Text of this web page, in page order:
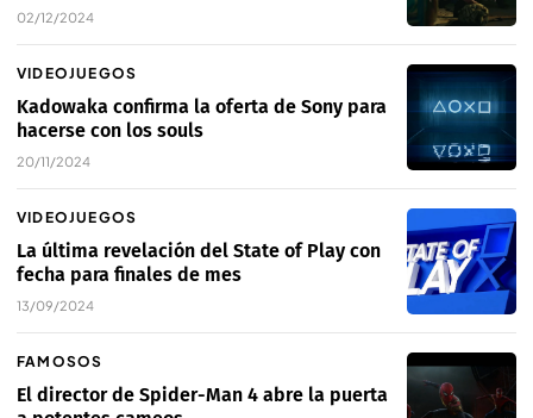
02/12/2024
VIDEOJUEGOS
Kadowaka confirma la oferta de Sony para
hacerse con los souls
20/11/2024
VIDEOJUEGOS
La última revelación del State of Play con
fecha para finales de mes
13/09/2024
FAMOSOS
El director de Spider-Man 4 abre la puerta